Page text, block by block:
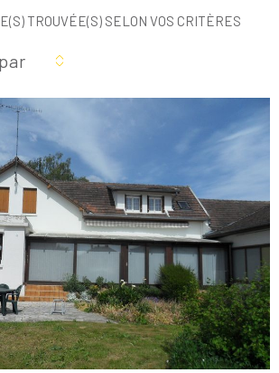
TROUVÉE(S) SELON VOS CRITÈRES
Voir le
bien